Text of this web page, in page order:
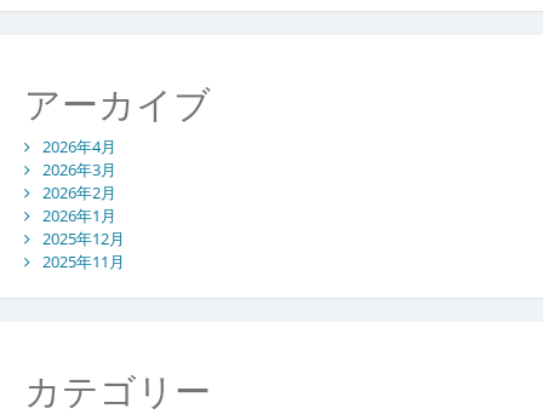
アーカイブ
2026年4月
2026年3月
2026年2月
2026年1月
2025年12月
2025年11月
カテゴリー